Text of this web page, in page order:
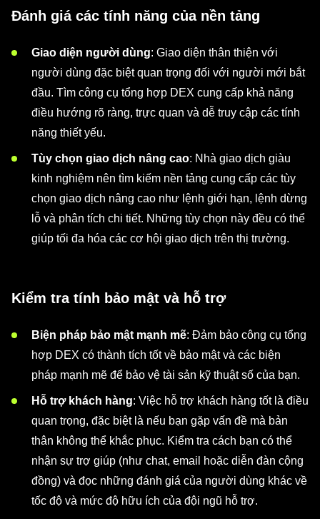
Đánh giá các tính năng của nền tảng
Giao diện người dùng: Giao diện thân thiện với
người dùng đặc biệt quan trọng đối với người mới bắt
đầu. Tìm công cụ tổng hợp DEX cung cấp khả năng
điều hướng rõ ràng, trực quan và dễ truy cập các tính
năng thiết yếu.
Tùy chọn giao dịch nâng cao: Nhà giao dịch giàu
kinh nghiệm nên tìm kiếm nền tảng cung cấp các tùy
chọn giao dịch nâng cao như lệnh giới hạn, lệnh dừng
lỗ và phân tích chi tiết. Những tùy chọn này đều có thể
giúp tối đa hóa các cơ hội giao dịch trên thị trường.
Kiểm tra tính bảo mật và hỗ trợ
Biện pháp bảo mật mạnh mẽ: Đảm bảo công cụ tổng
hợp DEX có thành tích tốt về bảo mật và các biện
pháp mạnh mẽ để bảo vệ tài sản kỹ thuật số của bạn.
Hỗ trợ khách hàng: Việc hỗ trợ khách hàng tốt là điều
quan trọng, đặc biệt là nếu bạn gặp vấn đề mà bản
thân không thể khắc phục. Kiểm tra cách bạn có thể
nhận sự trợ giúp (như chat, email hoặc diễn đàn cộng
đồng) và đọc những đánh giá của người dùng khác về
tốc độ và mức độ hữu ích của đội ngũ hỗ trợ.